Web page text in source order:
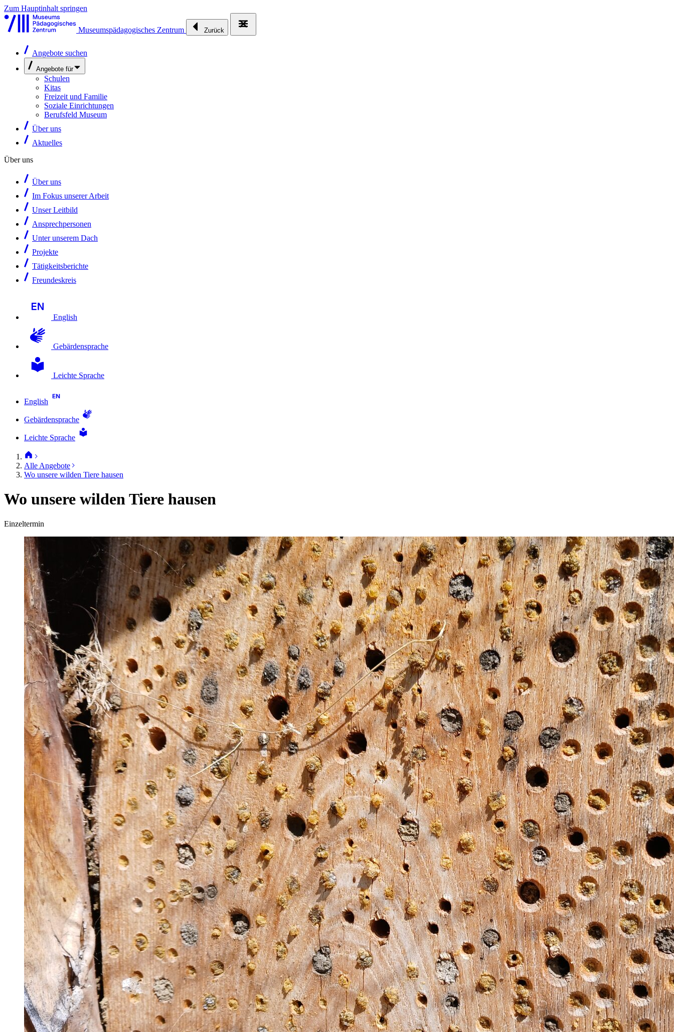
Zum Hauptinhalt springen
Museumspädagogisches Zentrum Zurück
Angebote suchen
Angebote für
Schulen
Kitas
Freizeit und Familie
Soziale Einrichtungen
Berufsfeld Museum
Über uns
Aktuelles
Über uns
Über uns
Im Fokus unserer Arbeit
Unser Leitbild
Ansprechpersonen
Unter unserem Dach
Projekte
Tätigkeitsberichte
Freundeskreis
English
Gebärdensprache
Leichte Sprache
English
Gebärdensprache
Leichte Sprache
Alle Angebote
Wo unsere wilden Tiere hausen
Wo unsere wilden Tiere hausen
Einzeltermin